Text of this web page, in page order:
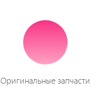
Оригинальные запчасти